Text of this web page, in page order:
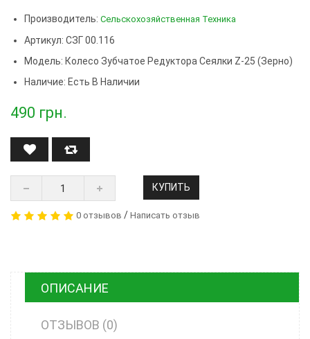
Производитель: Сельскохозяйственная Техника
Артикул: СЗГ 00.116
Модель: Колесо Зубчатое Редуктора Сеялки Z-25 (зерно)
Наличие: Есть В Наличии
490 грн.
КУПИТЬ
0 отзывов / Написать отзыв
ОПИСАНИЕ
ОТЗЫВОВ (0)